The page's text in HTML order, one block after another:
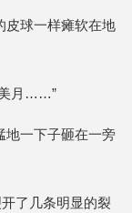
皮球一样瘫软在地
美月……”
地一下子砸在一旁
了几条明显的裂